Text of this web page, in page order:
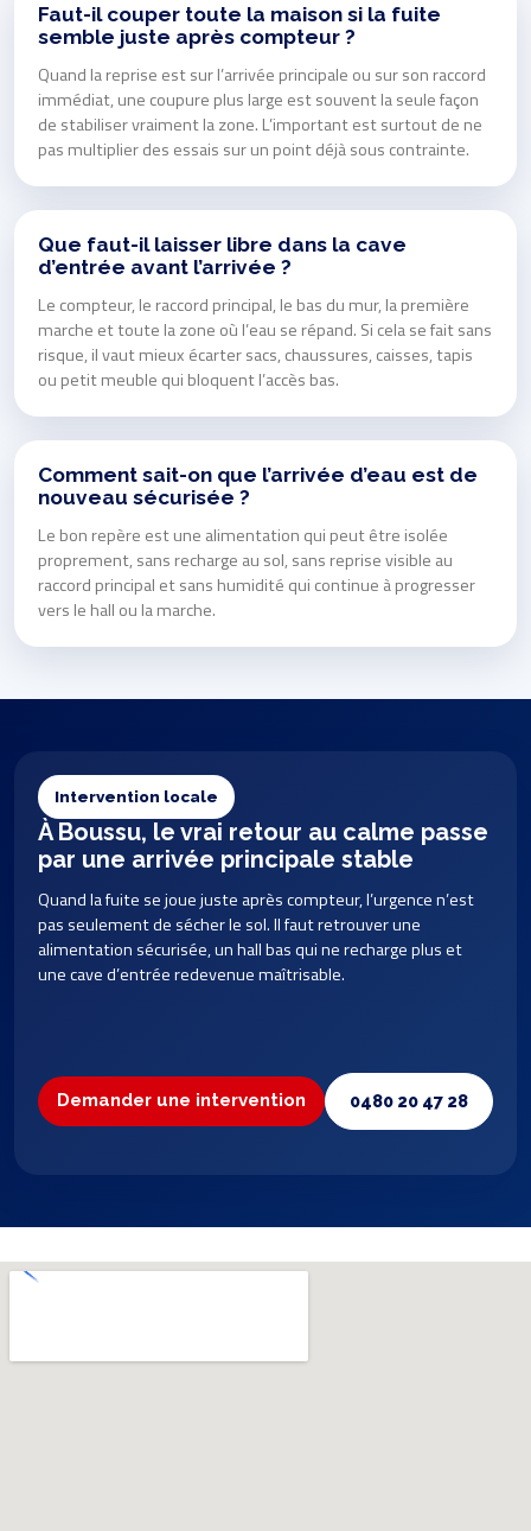
Faut-il couper toute la maison si la fuite
semble juste après compteur ?
Quand la reprise est sur l’arrivée principale ou sur son raccord
immédiat, une coupure plus large est souvent la seule façon
de stabiliser vraiment la zone. L’important est surtout de ne
pas multiplier des essais sur un point déjà sous contrainte.
Que faut-il laisser libre dans la cave
d’entrée avant l’arrivée ?
Le compteur, le raccord principal, le bas du mur, la première
marche et toute la zone où l’eau se répand. Si cela se fait sans
risque, il vaut mieux écarter sacs, chaussures, caisses, tapis
ou petit meuble qui bloquent l’accès bas.
Comment sait-on que l’arrivée d’eau est de
nouveau sécurisée ?
Le bon repère est une alimentation qui peut être isolée
proprement, sans recharge au sol, sans reprise visible au
raccord principal et sans humidité qui continue à progresser
vers le hall ou la marche.
Intervention locale
À Boussu, le vrai retour au calme passe
par une arrivée principale stable
Quand la fuite se joue juste après compteur, l’urgence n’est
pas seulement de sécher le sol. Il faut retrouver une
alimentation sécurisée, un hall bas qui ne recharge plus et
une cave d’entrée redevenue maîtrisable.
Demander une intervention 0480 20 47 28